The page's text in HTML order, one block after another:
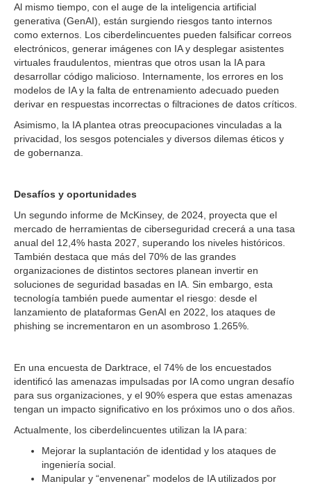
Al mismo tiempo, con el auge de la inteligencia artificial
generativa (GenAI), están surgiendo riesgos tanto internos
como externos. Los ciberdelincuentes pueden falsificar correos
electrónicos, generar imágenes con IA y desplegar asistentes
virtuales fraudulentos, mientras que otros usan la IA para
desarrollar código malicioso. Internamente, los errores en los
modelos de IA y la falta de entrenamiento adecuado pueden
derivar en respuestas incorrectas o filtraciones de datos críticos.
Asimismo, la IA plantea otras preocupaciones vinculadas a la
privacidad, los sesgos potenciales y diversos dilemas éticos y
de gobernanza.
Desafíos y oportunidades
Un segundo informe de McKinsey, de 2024, proyecta que el
mercado de herramientas de ciberseguridad crecerá a una tasa
anual del 12,4% hasta 2027, superando los niveles históricos.
También destaca que más del 70% de las grandes
organizaciones de distintos sectores planean invertir en
soluciones de seguridad basadas en IA. Sin embargo, esta
tecnología también puede aumentar el riesgo: desde el
lanzamiento de plataformas GenAI en 2022, los ataques de
phishing se incrementaron en un asombroso 1.265%.
En una encuesta de Darktrace, el 74% de los encuestados
identificó las amenazas impulsadas por IA como ungran desafío
para sus organizaciones, y el 90% espera que estas amenazas
tengan un impacto significativo en los próximos uno o dos años.
Actualmente, los ciberdelincuentes utilizan la IA para:
Mejorar la suplantación de identidad y los ataques de
ingeniería social.
Manipular y “envenenar” modelos de IA utilizados por